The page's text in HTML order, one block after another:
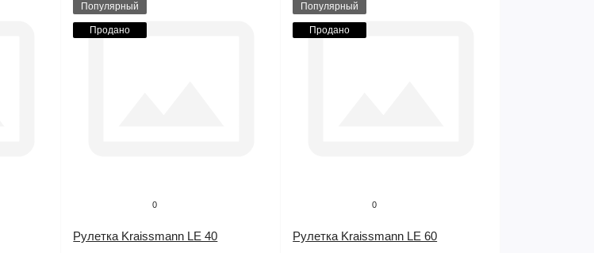
Популярный
Продано
0
Рулетка Kraissmann LE 40
Популярный
Продано
0
Рулетка Kraissmann LE 60